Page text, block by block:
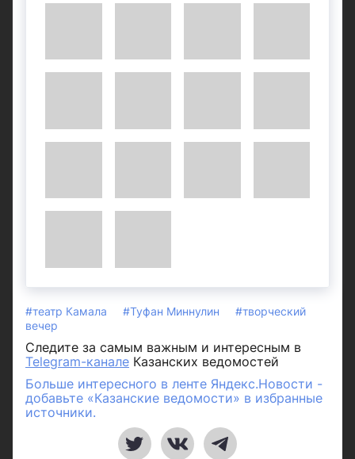
#театр Камала #Туфан Миннулин
#творческий
вечер
Следите за самым важным и интересным в
Telegram-канале Казанских ведомостей
Больше интересного в ленте Яндекс.Новости -
добавьте «Казанские ведомости» в избранные
источники.